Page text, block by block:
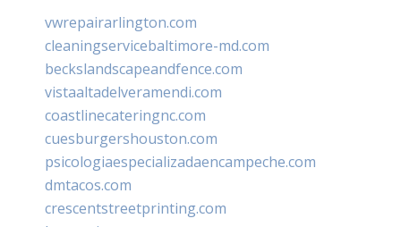
vwrepairarlington.com
cleaningservicebaltimore-md.com
beckslandscapeandfence.com
vistaaltadelveramendi.com
coastlinecateringnc.com
cuesburgershouston.com
psicologiaespecializadaencampeche.com
dmtacos.com
crescentstreetprinting.com